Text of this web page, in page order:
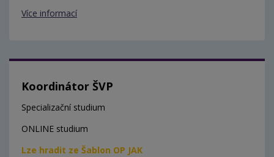
Více informací
Koordinátor ŠVP
Specializační studium
ONLINE studium
Lze hradit ze Šablon OP JAK